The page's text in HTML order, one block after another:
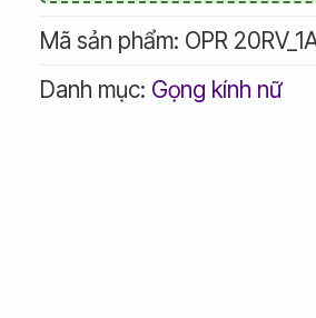
Mã sản phẩm: OPR
Danh mục: Gọng kính nữ